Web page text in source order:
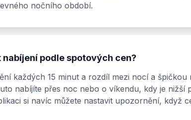
nočního období.
podle spotových cen?
každých 15 minut a rozdíl mezi nocí a špičkou
nabíjíte přes noc nebo o víkendu, kdy je nižší
si navíc můžete nastavit upozornění, když